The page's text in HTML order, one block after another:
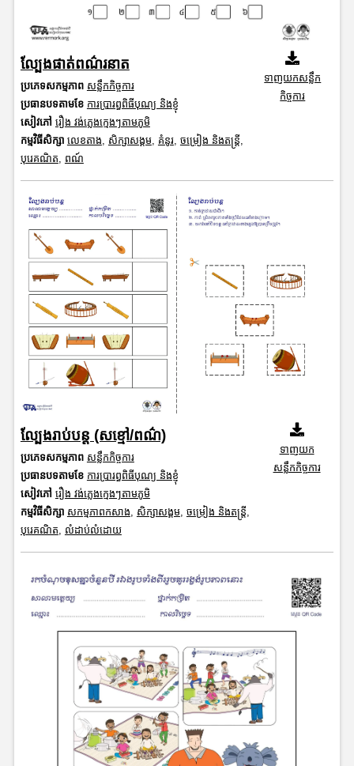
ល្បែងផាត់ពណ៌រនាត
ប្រភេទសកម្មភាព សន្លឹកកិច្ចការ
ប្រធានបទតាមខែ ការប្រារព្ធពិធីបុណ្យ និងខ្ញុំ
សៀវភៅ រឿង វង់ភ្លេងក្មេងៗតាមភូមិ
កម្មវិធីសិក្សា លេខតាង សិក្សាសង្គម, គំនូរ, ចម្រៀង និងតន្ត្រី
បុរេគណិត
ពណ៍
ទាញយកសន្លឹក
កិច្ចការ
ល្បែងរាប់បន្ត (សខ្មៅ/ពណ៌)
ប្រភេទសកម្មភាព សន្លឹកកិច្ចការ
ប្រធានបទតាមខែ ការប្រារព្ធពិធីបុណ្យ និងខ្ញុំ
សៀវភៅ រឿង វង់ភ្លេងក្មេងៗតាមភូមិ
កម្មវិធីសិក្សា សកម្មភាពកសាង សិក្សាសង្គម, ចម្រៀង និងតន្ត្រី
បុរេគណិត
លំដាប់លំដោយ
ទាញយក
សន្លឹកកិច្ចការ